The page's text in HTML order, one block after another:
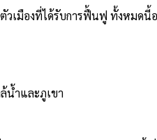
มืองที่ได้รับการฟื้นฟู ทั้งหมดนี้อ
น้ำและภูเขา